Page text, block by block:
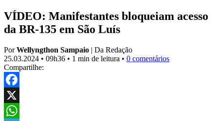
VÍDEO: Manifestantes bloqueiam acesso
da BR-135 em São Luís
PorWellyngthon Sampaio | Da Redação
25.03.2024 • 09h36 • 1 min de leitura • 0 comentários
Compartilhe:
Facebook
X